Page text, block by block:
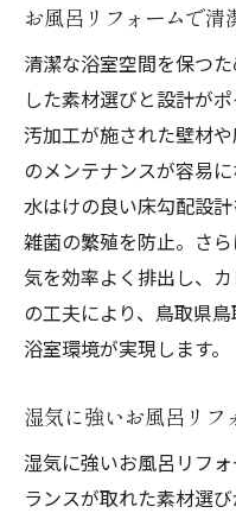
お風呂リフォームで清
清潔な浴室空間を保つ
した素材選びと設計が
汚加工が施された壁材
のメンテナンスが容易
水はけの良い床勾配設
雑菌の繁殖を防止。さ
気を効率よく排出し、
の工夫により、鳥取県
浴室環境が実現します。
湿気に強いお風呂リフ
湿気に強いお風呂リフ
ランスが取れた素材選